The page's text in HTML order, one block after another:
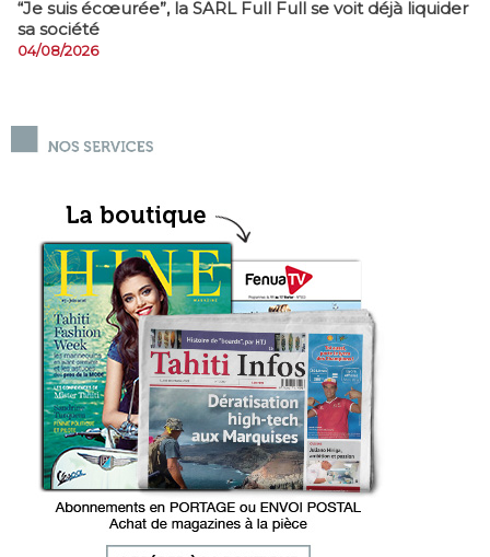
​“Je suis écœurée”, la SARL Full Full se voit déjà liquider
sa société
04/08/2026